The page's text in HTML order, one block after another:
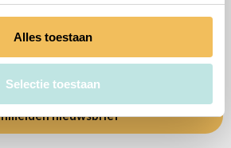
Alles toestaan
Selectie toestaan
op de hoogte
nieuwsbrief en weet alles als eerste!
nieuwsbrief